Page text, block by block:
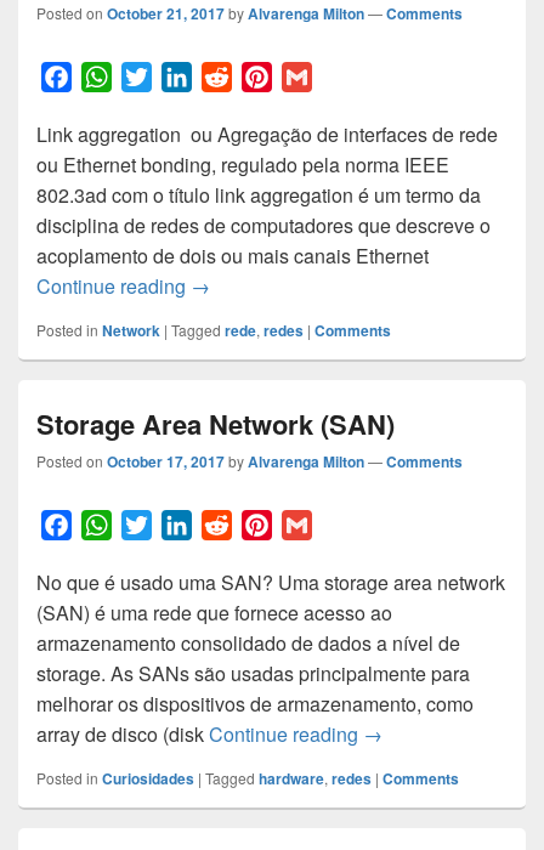
Posted on October 21, 2017byAlvarenga Milton—Comments
c
e
b
o
o
k
W
a
t
s
A
p
p
i
t
t
e
r
n
k
e
d
I
n
R
d
d
i
t
n
t
e
r
e
a
i
l
Link aggregation ou Agregação de interfaces de rede
ou Ethernet bonding, regulado pela norma IEEE
802.3ad com o título link aggregation é um termo da
disciplina de redes de computadores que descreve o
acoplamento de dois ou mais canais Ethernet
Continue reading Ethernet bonding / Link aggregation /
→
Posted in Network | Tagged rede, redes | Comments
Storage Area Network (SAN)
Posted on October 17, 2017byAlvarenga Milton—Comments
c
e
b
o
o
k
W
a
t
s
A
p
p
i
t
t
e
r
n
k
e
d
I
n
R
d
d
i
t
n
t
e
r
e
s
a
i
l
No que é usado uma SAN? Uma storage area network
(SAN) ​é uma rede que fornece acesso ao
armazenamento consolidado de dados a nível de
storage. As SANs são usadas principalmente para
melhorar os dispositivos de armazenamento, como
array de disco (diskContinue reading Storage Area
→
Posted in Curiosidades | Tagged hardware, redes | Comments